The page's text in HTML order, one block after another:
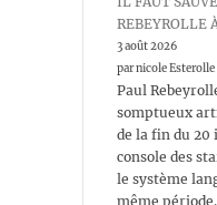
REBEYROLLE
3 août 2026
par nicole Esterolle
Paul
somptueux
de la fin du 20
console des
le système
même